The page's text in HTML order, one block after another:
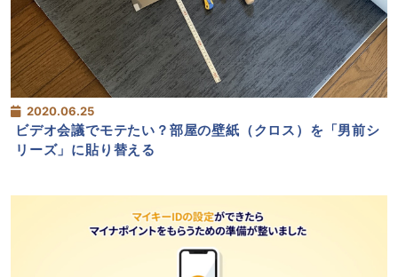
2020.06.25
ビデオ会議でモテたい？部屋の壁紙（クロス）を「男前シ
リーズ」に貼り替える